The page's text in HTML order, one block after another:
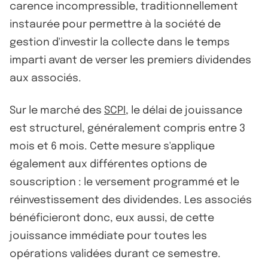
carence incompressible, traditionnellement
instaurée pour permettre à la société de
gestion d'investir la collecte dans le temps
imparti avant de verser les premiers dividendes
aux associés.
Sur le marché des SCPI , le délai de jouissance
est structurel, généralement compris entre 3
mois et 6 mois. Cette mesure s'applique
également aux différentes options de
souscription : le versement programmé et le
réinvestissement des dividendes. Les associés
bénéficieront donc, eux aussi, de cette
jouissance immédiate pour toutes les
opérations validées durant ce semestre.